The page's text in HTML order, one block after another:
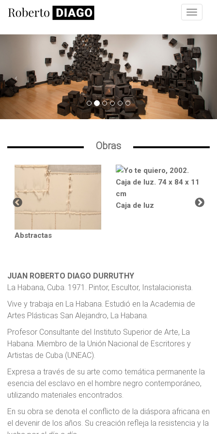
Pasar al contenido principal
Toggle
Previous
Obras
Abstractas
Caja de luz
JUAN ROBERTO DIAGO DURRUTHY
La Habana, Cuba. 1971. Pintor, Escultor, Instalacionista.
Vive y trabaja en La Habana. Estudió en la Academia de
Artes Plásticas San Alejandro, La Habana.
Profesor Consultante del Instituto Superior de Arte, La
Habana. Miembro de la Unión Nacional de Escritores y
Artistas de Cuba (UNEAC).
Expresa a través de su arte como temática permanente la
esencia del esclavo en el hombre negro contemporáneo,
utilizando materiales encontrados.
En su obra se denota el conflicto de la diáspora africana en
el devenir de los años. Su creación refleja la resistencia y la